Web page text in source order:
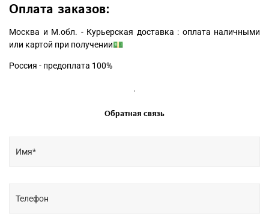
Оплата заказов:
Москва и М.обл. - Курьерская доставка : оплата наличными
или картой при получении💵
Россия - предоплата 100%
.
Обратная связь